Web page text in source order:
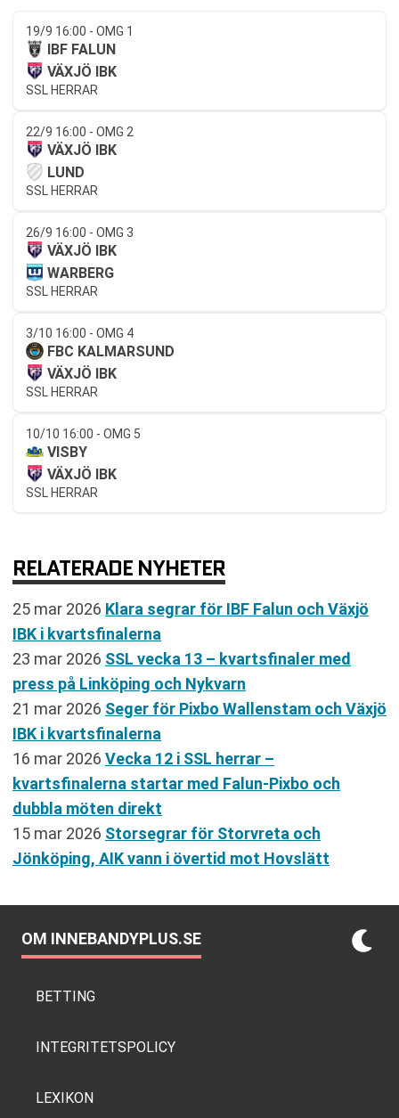
19/9 16:00 - OMG 1
IBF FALUN
VÄXJÖ IBK
SSL HERRAR
22/9 16:00 - OMG 2
VÄXJÖ IBK
LUND
SSL HERRAR
26/9 16:00 - OMG 3
VÄXJÖ IBK
WARBERG
SSL HERRAR
3/10 16:00 - OMG 4
FBC KALMARSUND
VÄXJÖ IBK
SSL HERRAR
10/10 16:00 - OMG 5
VISBY
VÄXJÖ IBK
SSL HERRAR
RELATERADE NYHETER
25 mar 2026 Klara segrar för IBF Falun och Växjö
IBK i kvartsfinalerna
23 mar 2026 SSL vecka 13 – kvartsfinaler med
press på Linköping och Nykvarn
21 mar 2026 Seger för Pixbo Wallenstam och Växjö
IBK i kvartsfinalerna
16 mar 2026 Vecka 12 i SSL herrar –
kvartsfinalerna startar med Falun-Pixbo och
dubbla möten direkt
15 mar 2026 Storsegrar för Storvreta och
Jönköping, AIK vann i övertid mot Hovslätt
OM INNEBANDYPLUS.SE
BETTING
INTEGRITETSPOLICY
LEXIKON